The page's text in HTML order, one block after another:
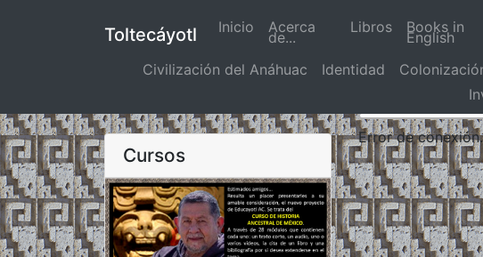
Toltecáyotl Inicio (actual)
Acerca
de...
Libros Books in
English
Civilización del Anáhuac Identidad
Cursos
Error de conexión.